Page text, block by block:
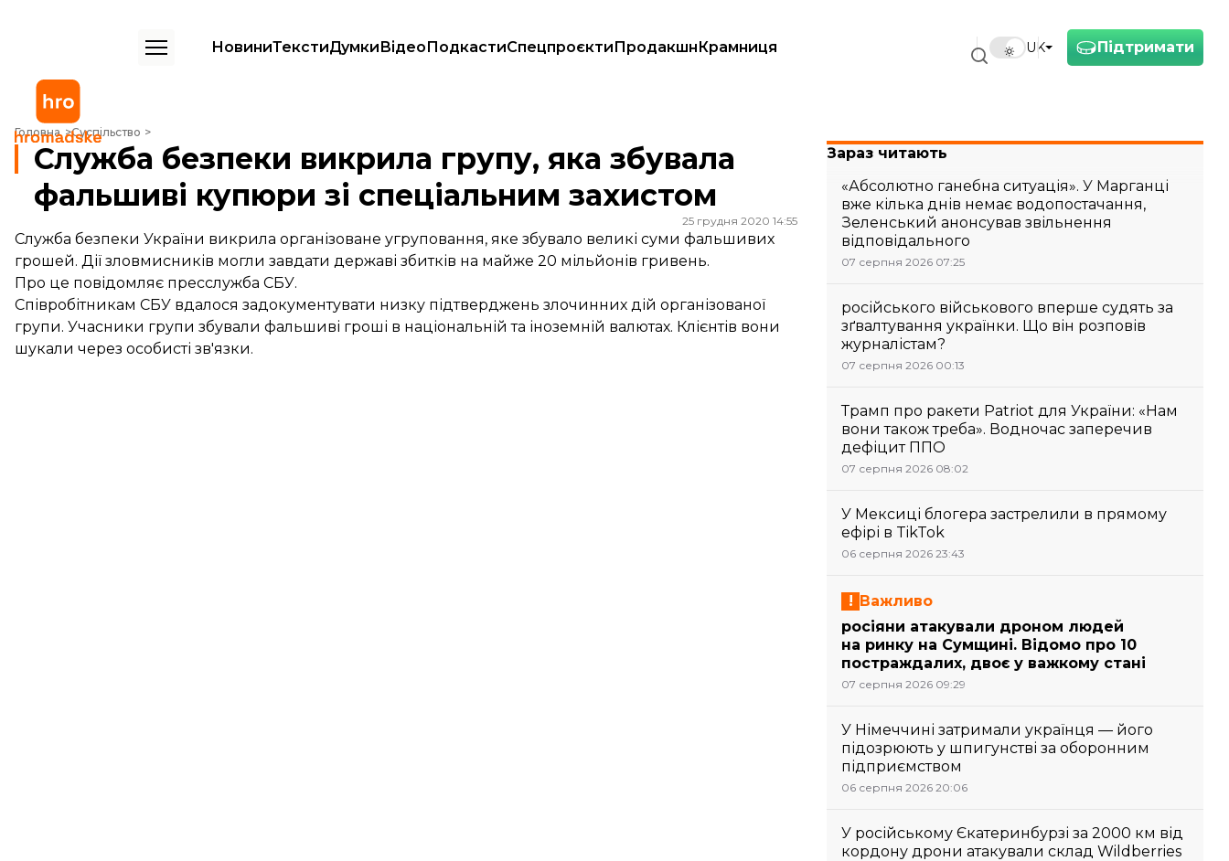
Підтримати
UK
НовиниТекстиДумкиВідеоПодкастиСпецпроєктиПродакшнКрамниця
Головна Суспільство
Служба безпеки викрила групу, яка збувала фальшиві купюри зі спеціальним захистом
Служба безпеки викрила групу, яка збувала
фальшиві купюри зі спеціальним захистом
25 грудня 2020 14:55
Служба безпеки України викрила організоване угруповання, яке збувало великі суми фальшивих
грошей. Дії зловмисників могли завдати державі збитків на майже 20 мільйонів гривень.
Про це повідомляє пресслужба СБУ.
Співробітникам СБУ вдалося задокументувати низку підтверджень злочинних дій організованої
групи. Учасники групи збували фальшиві гроші в національній та іноземній валютах. Клієнтів вони
шукали через особисті зв'язки.
Зараз читають
«Абсолютно ганебна ситуація». У Марганці
вже кілька днів немає водопостачання,
Зеленський анонсував звільнення
відповідального
07 серпня 2026 07:25
російського військового вперше судять за
зґвалтування українки. Що він розповів
журналістам?
07 серпня 2026 00:13
Трамп про ракети Patriot для України: «Нам
вони також треба». Водночас заперечив
дефіцит ППО
07 серпня 2026 08:02
У Мексиці блогера застрелили в прямому
ефірі в TikTok
06 серпня 2026 23:43
Важливо
росіяни атакували дроном людей
на ринку на Сумщині. Відомо про 10
постраждалих, двоє у важкому стані
07 серпня 2026 09:29
У Німеччині затримали українця — його
підозрюють у шпигунстві за оборонним
підприємством
06 серпня 2026 20:06
У російському Єкатеринбурзі за 2000 км від
кордону дрони атакували склад Wildberries